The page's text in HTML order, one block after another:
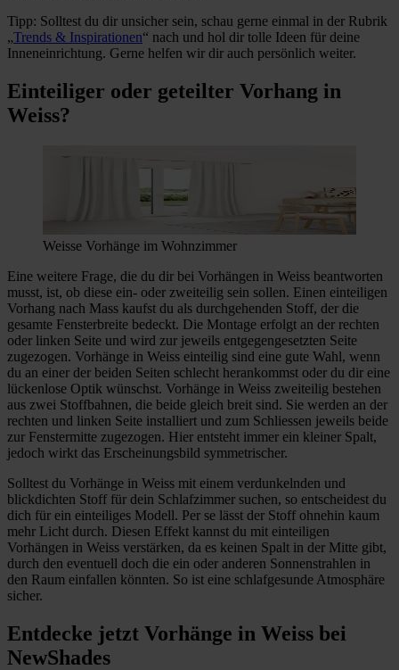
Tipp: Solltest du dir unsicher sein, schau gerne einmal in der Rubrik
„Trends & Inspirationen“ nach und hol dir tolle Ideen für deine
Inneneinrichtung. Gerne helfen wir dir auch persönlich weiter.
Einteiliger oder geteilter Vorhang in
Weiss?
Weisse Vorhänge im Wohnzimmer
Eine weitere Frage, die du dir bei Vorhängen in Weiss beantworten
musst, ist, ob diese ein- oder zweiteilig sein sollen. Einen einteiligen
Vorhang nach Mass kaufst du als durchgehenden Stoff, der die
gesamte Fensterbreite bedeckt. Die Montage erfolgt an der rechten
oder linken Seite und wird zur jeweils entgegengesetzten Seite
zugezogen. Vorhänge in Weiss einteilig sind eine gute Wahl, wenn
du an einer der beiden Seiten schlecht herankommst oder du dir eine
lückenlose Optik wünschst. Vorhänge in Weiss zweiteilig bestehen
aus zwei Stoffbahnen, die beide gleich breit sind. Sie werden an der
rechten und linken Seite installiert und zum Schliessen jeweils beide
zur Fenstermitte zugezogen. Hier entsteht immer ein kleiner Spalt,
jedoch wirkt das Erscheinungsbild symmetrischer.
Solltest du Vorhänge in Weiss mit einem verdunkelnden und
blickdichten Stoff für dein Schlafzimmer suchen, so entscheidest du
dich für ein einteiliges Modell. Per se lässt der Stoff ohnehin kaum
mehr Licht durch. Diesen Effekt kannst du mit einteiligen
Vorhängen in Weiss verstärken, da es keinen Spalt in der Mitte gibt,
durch den eventuell doch die ein oder anderen Sonnenstrahlen in
den Raum einfallen könnten. So ist eine schlafgesunde Atmosphäre
sicher.
Entdecke jetzt Vorhänge in Weiss bei
NewShades